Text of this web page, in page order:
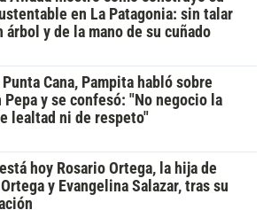
en La Patagonia: sin talar
árbol y de la mano de su cuñado
Punta Cana, Pampita habló sobre
Pepa y se confesó: "No negocio la
lealtad ni de respeto"
hoy Rosario Ortega, la hija de
y Evangelina Salazar, tras su